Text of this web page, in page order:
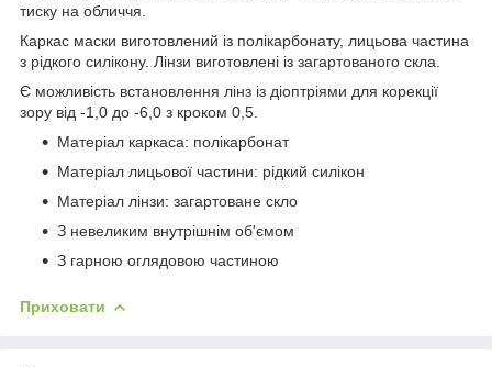
тиску на обличчя.
Каркас маски виготовлений із полікарбонату, лицьова частина
з рідкого силікону. Лінзи виготовлені із загартованого скла.
Є можливість встановлення лінз із діоптріями для корекції
зору від -1,0 до -6,0 з кроком 0,5.
Матеріал каркаса: полікарбонат
Матеріал лицьової частини: рідкий силікон
Матеріал лінзи: загартоване скло
З невеликим внутрішнім об'ємом
З гарною оглядовою частиною
Приховати